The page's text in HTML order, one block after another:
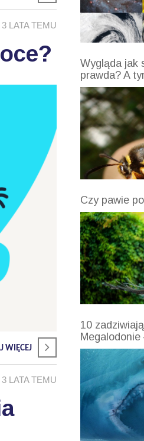
3 LATA TEMU
WIĘCEJ
3 LATA TEMU
Wygląda jak
prawda? A
Czy pawie
10